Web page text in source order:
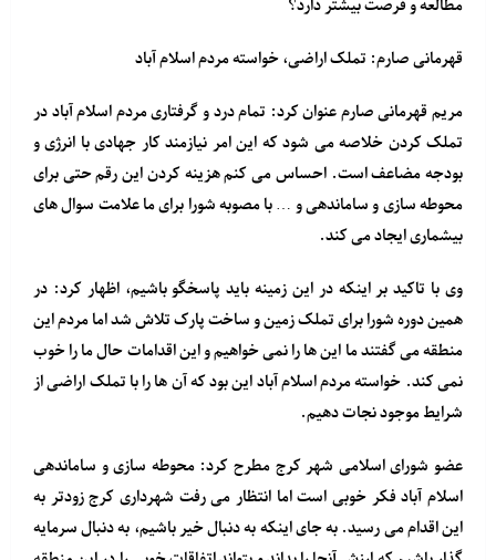
مطالعه و فرصت بیشتر دارد؟
قهرمانی صارم: تملک اراضی، خواسته مردم اسلام آباد
مریم قهرمانی صارم عنوان کرد: تمام درد و گرفتاری مردم اسلام آباد در
تملک کردن خلاصه می شود که این امر نیازمند کار جهادی با انرژی و
بودجه مضاعف است. احساس می کنم هزینه کردن این رقم حتی برای
محوطه سازی و ساماندهی و … با مصوبه شورا برای ما علامت سوال های
بیشماری ایجاد می کند.
وی با تاکید بر اینکه در این زمینه باید پاسخگو باشیم، اظهار کرد: در
همین دوره شورا برای تملک زمین و ساخت پارک تلاش شد اما مردم این
منطقه می گفتند ما این ها را نمی خواهیم و این اقدامات حال ما را خوب
نمی کند. خواسته مردم اسلام آباد این بود که آن ها را با تملک اراضی از
شرایط موجود نجات دهیم.
عضو شورای اسلامی شهر کرج مطرح کرد: محوطه سازی و ساماندهی
اسلام آباد فکر خوبی است اما انتظار می رفت شهرداری کرج زودتر به
این اقدام می رسید. به جای اینکه به دنبال خیر باشیم، به دنبال سرمایه